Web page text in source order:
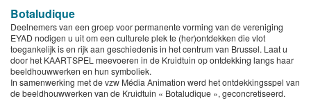
Botaludique
Deelnemers van een groep voor permanente vorming van de vereniging
EYAD nodigen u uit om een culturele plek te (her)ontdekken die vlot
toegankelijk is en rijk aan geschiedenis in het centrum van Brussel. Laat u
door het KAARTSPEL meevoeren in de Kruidtuin op ontdekking langs haar
beeldhouwwerken en hun symboliek.
In samenwerking met de vzw Média Animation werd het ontdekkingsspel van
de beeldhouwwerken van de Kruidtuin « Botaludique », geconcretiseerd.